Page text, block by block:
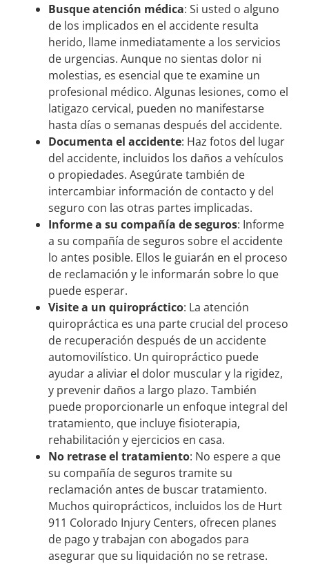
Busque atención médica: Si usted o alguno
de los implicados en el accidente resulta
herido, llame inmediatamente a los servicios
de urgencias. Aunque no sientas dolor ni
molestias, es esencial que te examine un
profesional médico. Algunas lesiones, como el
latigazo cervical, pueden no manifestarse
hasta días o semanas después del accidente.
Documenta el accidente: Haz fotos del lugar
del accidente, incluidos los daños a vehículos
o propiedades. Asegúrate también de
intercambiar información de contacto y del
seguro con las otras partes implicadas.
Informe a su compañía de seguros: Informe
a su compañía de seguros sobre el accidente
lo antes posible. Ellos le guiarán en el proceso
de reclamación y le informarán sobre lo que
puede esperar.
Visite a un quiropráctico: La atención
quiropráctica es una parte crucial del proceso
de recuperación después de un accidente
automovilístico. Un quiropráctico puede
ayudar a aliviar el dolor muscular y la rigidez,
y prevenir daños a largo plazo. También
puede proporcionarle un enfoque integral del
tratamiento, que incluye fisioterapia,
rehabilitación y ejercicios en casa.
No retrase el tratamiento: No espere a que
su compañía de seguros tramite su
reclamación antes de buscar tratamiento.
Muchos quiroprácticos, incluidos los de Hurt
911 Colorado Injury Centers, ofrecen planes
de pago y trabajan con abogados para
asegurar que su liquidación no se retrase.